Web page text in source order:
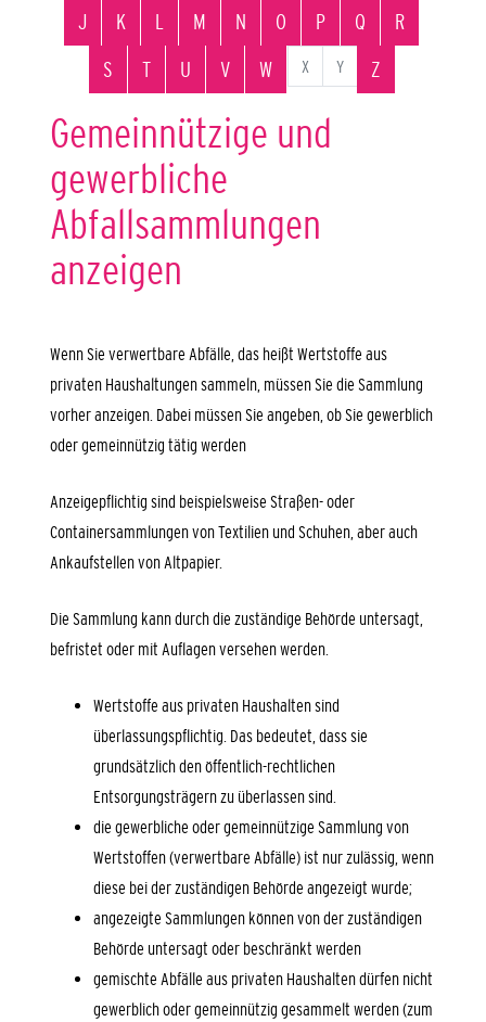
J
K L M N O P Q
R
S
T U V W X Y Z
Gemeinnützige und
gewerbliche
Abfallsammlungen
anzeigen
Wenn Sie verwertbare Abfälle, das heißt Wertstoffe aus
privaten Haushaltungen sammeln, müssen Sie die Sammlung
vorher anzeigen. Dabei müssen Sie angeben, ob Sie gewerblich
oder gemeinnützig tätig werden
Anzeigepflichtig sind beispielsweise Straßen- oder
Containersammlungen von Textilien und Schuhen, aber auch
Ankaufstellen von Altpapier.
Die Sammlung kann durch die zuständige Behörde untersagt,
befristet oder mit Auflagen versehen werden.
Wertstoffe aus privaten Haushalten sind
überlassungspflichtig. Das bedeutet, dass sie
grundsätzlich den öffentlich-rechtlichen
Entsorgungsträgern zu überlassen sind.
die gewerbliche oder gemeinnützige Sammlung von
Wertstoffen (verwertbare Abfälle) ist nur zulässig, wenn
diese bei der zuständigen Behörde angezeigt wurde;
angezeigte Sammlungen können von der zuständigen
Behörde untersagt oder beschränkt werden
gemischte Abfälle aus privaten Haushalten dürfen nicht
gewerblich oder gemeinnützig gesammelt werden (zum